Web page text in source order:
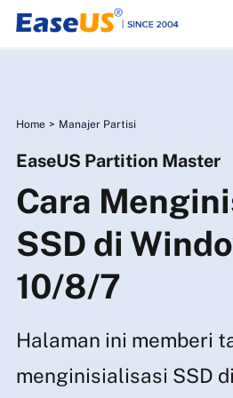
Home > Manajer Partisi
EaseUS Partition Master
Cara
SSD di
10/8/7
Halaman ini memberi
menginisialisasi SSD